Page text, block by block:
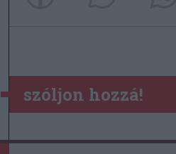
szóljon hozzá!